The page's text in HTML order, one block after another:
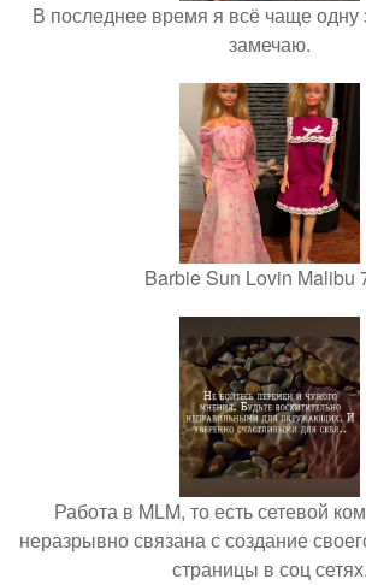
В последнее время я всё чаще одну
замечаю.
Barbie Sun Lovin Malibu
Работа в MLM, то есть сетевой
неразрывно связана с создание
страницы в соц сетях.